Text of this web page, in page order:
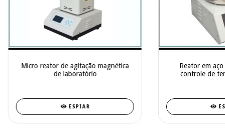
Micro reator de agitação magnética
de laboratório
ESPIAR
Reator em
controle de